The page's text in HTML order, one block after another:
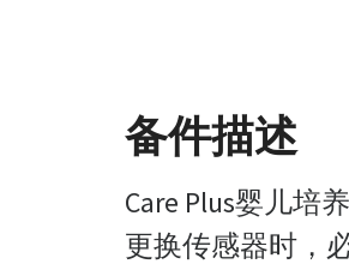
备件描述
Care Plus婴儿培
更换传感器时，